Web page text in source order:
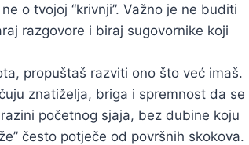
o tvojoj “krivnji”. Važno je ne buditi
razgovore i biraj sugovornike koji
propuštaš razviti ono što već imaš.
znatiželja, briga i spremnost da se
početnog sjaja, bez dubine koju
često potječe od površnih skokova.